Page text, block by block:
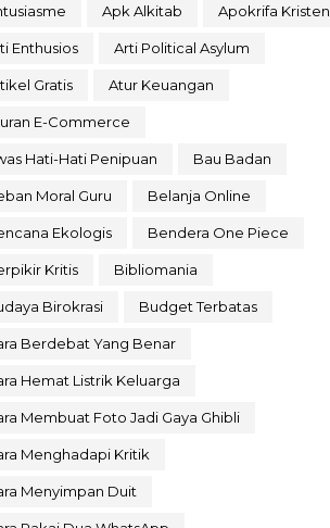
Apk Alkitab Apokrifa Kristen
Enthusios Arti Political Asylum
Gratis Atur Keuangan
E-Commerce
Hati-Hati Penipuan Bau Badan
Moral Guru Belanja Online
Ekologis Bendera One Piece
Kritis Bibliomania
Birokrasi Budget Terbatas
Berdebat Yang Benar
Hemat Listrik Keluarga
Membuat Foto Jadi Gaya Ghibli
Menghadapi Kritik
Menyimpan Duit